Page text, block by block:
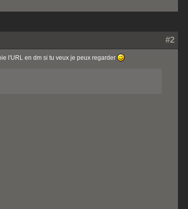
#2
l'URL en dm si tu veux je peux regarder